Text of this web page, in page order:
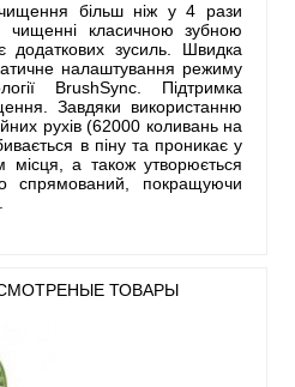
більш ніж у 4 рази
класичною зубною
додаткових зусиль. Швидка
налаштування режиму
BrushSync. Підтримка
Завдяки використанню
рухів (62000 коливань на
в піну та проникає у
місця, а також утворюється
спрямований, покращуючи
ТОВАРЫ